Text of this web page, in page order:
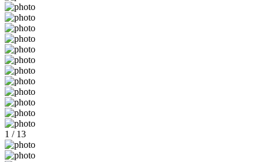
1 / 13